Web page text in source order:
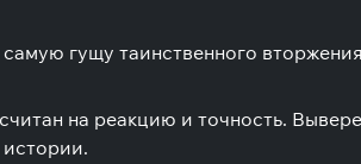
гущу таинственного
на реакцию и точность.